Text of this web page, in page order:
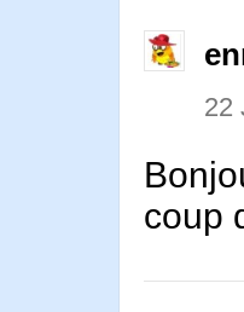
22
coup